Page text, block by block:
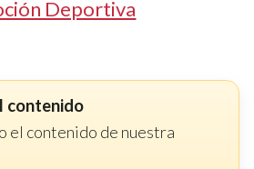
Deportiva
contenido
el contenido de nuestra